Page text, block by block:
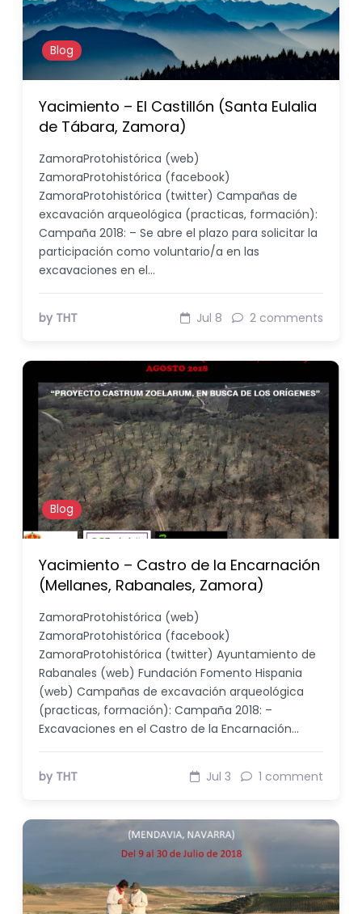
Blog
Yacimiento – El Castillón (Santa Eulalia
de Tábara, Zamora)
ZamoraProtohistórica (web)
ZamoraProtohistórica (facebook)
ZamoraProtohistórica (twitter) Campañas de
excavación arqueológica (practicas, formación):
Campaña 2018: – Se abre el plazo para solicitar la
participación como voluntario/a en las
excavaciones en el…
by THT Jul 8 2 comments
Blog
Yacimiento – Castro de la Encarnación
(Mellanes, Rabanales, Zamora)
ZamoraProtohistórica (web)
ZamoraProtohistórica (facebook)
ZamoraProtohistórica (twitter) Ayuntamiento de
Rabanales (web) Fundación Fomento Hispania
(web) Campañas de excavación arqueológica
(practicas, formación): Campaña 2018: –
Excavaciones en el Castro de la Encarnación…
by THT Jul 3 1 comment